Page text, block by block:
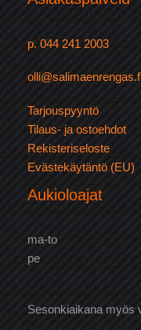
p. 044 241 2003
Tarjouspyyntö
Tilaus- ja ostoehdot
Rekisteriseloste
Evästekäytäntö (EU)
Aukioloajat
ma-to
pe
Sesonkiaikana myös